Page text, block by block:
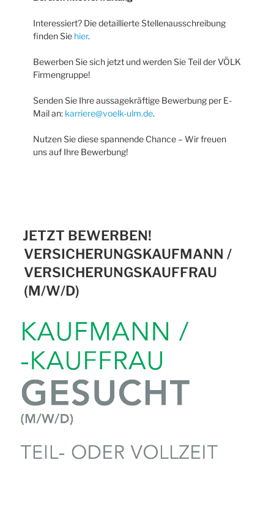
Interessiert? Die detaillierte Stellenausschreibung
finden Sie hier.
Bewerben Sie sich jetzt und werden Sie Teil der VÖLK
Firmengruppe!
Senden Sie Ihre aussagekräftige Bewerbung per E-
Mail an: karriere@voelk-ulm.de.
Nutzen Sie diese spannende Chance – Wir freuen
uns auf Ihre Bewerbung!
JETZT BEWERBEN!
VERSICHERUNGSKAUFMANN /
VERSICHERUNGSKAUFFRAU
(M/W/D)